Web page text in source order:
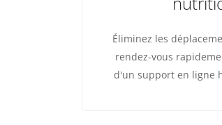
Éliminez les
rendez-vous
d'un support en ligne